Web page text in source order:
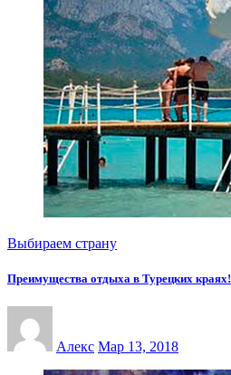
Выбираем страну
Преимущества отдыха в Турецких краях!
Алекс Мар 13, 2018